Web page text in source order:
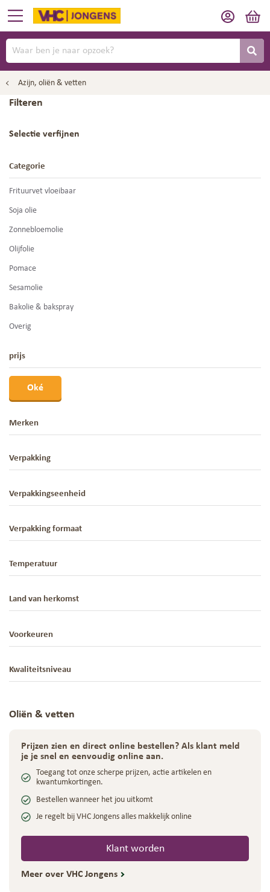
Azijn, oliën & vetten
Oliën & vetten
Prijzen zien en direct online bestellen? Als klant meld
je je snel en eenvoudig online aan.
Toegang tot onze scherpe prijzen, actie artikelen en
kwantumkortingen.
Bestellen wanneer het jou uitkomt
Je regelt bij VHC Jongens alles makkelijk online
Klant worden
Meer over VHC Jongens
Filteren
Selectie verfijnen
Categorie
Frituurvet vloeibaar
Soja olie
Zonnebloemolie
Olijfolie
Pomace
Sesamolie
Bakolie & bakspray
Overig
prijs
Oké
Merken
Verpakking
Verpakkingseenheid
Verpakking formaat
Temperatuur
Land van herkomst
Voorkeuren
Kwaliteitsniveau